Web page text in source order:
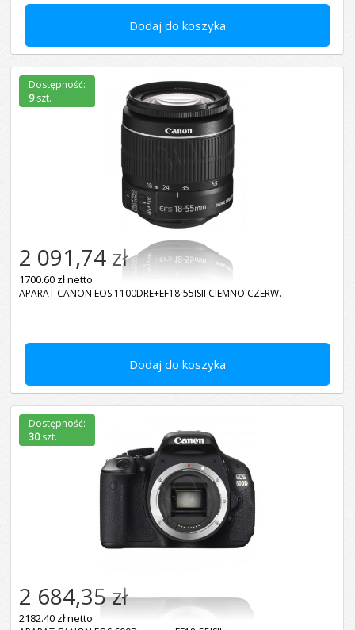
Dodaj do koszyka
Dodaj do koszyka
2 091,74 zł
1700.60 zł netto
APARAT CANON EOS 1100DRE+EF18-55ISII CIEMNO CZERW.
Dostępność:
9szt.
2 684,35 zł
2182.40 zł netto
Dostępność:
30szt.